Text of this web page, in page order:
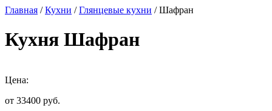
Главная /Кухни /Глянцевые кухни / Шафран
Кухня Шафран
Цена:
от 33400 руб.